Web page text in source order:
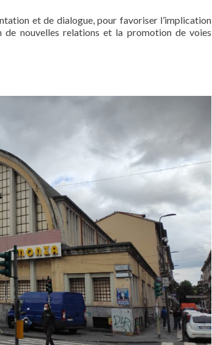
et de dialogue, pour favoriser l’implication
nouvelles relations et la promotion de voies